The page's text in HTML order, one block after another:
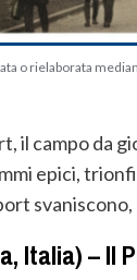
o rielaborata
il campo da
epici,
Italia) – Il